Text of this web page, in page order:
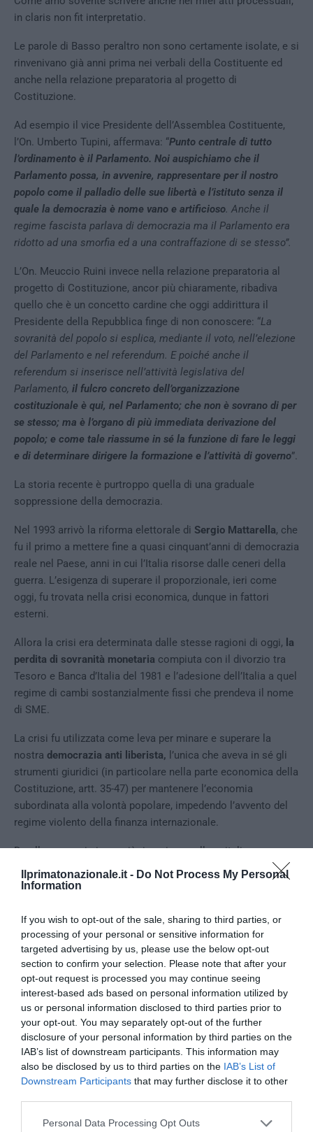
Ilprimatonazionale.it - Do Not Process My Personal
Information
If you wish to opt-out of the sale, sharing to third parties, or
processing of your personal or sensitive information for
targeted advertising by us, please use the below opt-out
section to confirm your selection. Please note that after your
opt-out request is processed you may continue seeing
interest-based ads based on personal information utilized by
us or personal information disclosed to third parties prior to
your opt-out. You may separately opt-out of the further
disclosure of your personal information by third parties on the
IAB’s list of downstream participants. This information may
also be disclosed by us to third parties on the IAB’s List of
Downstream Participants that may further disclose it to other
Please note that this website/app uses one or more Google
Personal Data Processing Opt Outs
in claris non fit interpretatio.
Le parole di Basso peraltro non sono certamente isolate, e si
rinvenivano già anni prima nei verbali della Costituente ed
anche nella relazione preparatoria al progetto di
Costituzione.
Ad esempio il vice Presidente dell’Assemblea Costituente,
l’On. Umberto Tupini, affermava: “Punto centrale di tutto
l’ordinamento è il Parlamento. Noi auspichiamo che il
Parlamento possa, in avvenire, rappresentare per il nostro
popolo come il palladio delle sue libertà e l’istituto senza il
quale la democrazia è nome vano e artificioso. Anche il
regime fascista parlava di democrazia ma il Parlamento era
ridotto ad una smorfia ed a una contraffazione di se stesso”.
L’On. Meuccio Ruini invece nella relazione preparatoria al
progetto di Costituzione, ancor più chiaramente, ribadiva
quello che è un concetto cardine che oggi addirittura il
Presidente della Repubblica finge di non conoscere: “La
sovranità del popolo si esplica, mediante il voto, nell’elezione
del Parlamento e nel referendum. E poiché anche il
referendum si inserisce nell’attività legislativa del
Parlamento, il fulcro concreto dell’organizzazione
costituzionale è qui, nel Parlamento; che non è sovrano di per
se stesso; ma è l’organo di più immediata derivazione del
popolo; e come tale riassume in sé la funzione di fare le leggi
e di determinare dirigere la formazione e l’attività di governo”.
La storia recente è purtroppo quella di una graduale
soppressione della democrazia.
Nel 1993 arrivò la riforma elettorale di Sergio Mattarella, che
fu il primo a mettere fine a quasi cinquant’anni di democrazia
reale nel Paese, anni in cui l’Italia risorse dalle ceneri della
guerra. L’esigenza di superare il proporzionale, ieri come
oggi, fu trovata nella crisi economica, dunque in fattori
esterni.
Allora la crisi era determinata dalle stesse ragioni di oggi, la
perdita di sovranità monetaria compiuta con il divorzio tra
Tesoro e Banca d’Italia del 1981 e l’adesione dell’Italia a quel
regime di cambi sostanzialmente fissi che prendeva il nome
di SME.
La crisi fu utilizzata come leva per minare e superare la
nostra democrazia anti liberista, l’unica che aveva in sé gli
strumenti giuridici (in particolare nella parte economica della
Costituzione, artt. 35-47) per mantenere l’economia
subordinata alla volontà popolare, impedendo l’avvento del
regime violento della finanza internazionale.
Da allora non ci siamo più ripresi, porcellum, italicum,
rosatellum, tutte leggi emanate sotto lo spettro della falsa
emergenza economica, che ci hanno allontanato dallo spirito
un’oligarchia, leggi elettorali che hanno inciso, come ho già
detto, anche sulla composizione degli organi di garanzia,
quali ad esempio la Corte Costituzionale, disattivando tutti
gli strumenti che i nostri Padri Fondatori avevano
contemplato per evitare un ritorno del totalitarismo.
Oggi abbiamo il paradosso che i cosiddetti “antifascisti”, in
assenza di Fascismo, sono poi gli stessi che invocano
stabilità di governo e una legge elettorale che consenta, a
chi vince, di governare.Ma in democrazia nessuno deve
vincere.
quelli che chiedono un ritorno ad un sistema totalitario, che